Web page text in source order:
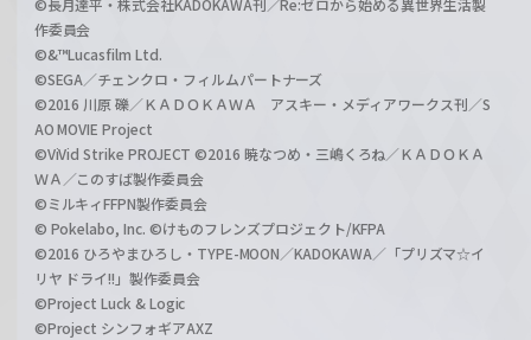
作委員会
©&™Lucasfilm Ltd.
©SEGA／チェンクロ・フィルムパートナーズ
©2016 川原 礫／ＫＡＤＯＫＡＷＡ アスキー・メディアワークス刊／S
AO MOVIE Project
©ViVid Strike PROJECT ©2016 暁なつめ・三嶋くろね／ＫＡＤＯＫＡ
ＷＡ／このすば製作委員会
©ミルキィFFPN製作委員会
© Pokelabo, Inc. ©けものフレンズプロジェクト/KFPA
©2016 ひろやまひろし・TYPE-MOON／KADOKAWA／「プリズマ☆イ
リヤ ドライ!!」製作委員会
©Project Luck & Logic
©Project シンフォギアAXZ